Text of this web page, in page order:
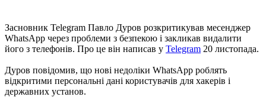
Засновник Telegram Павло Дуров розкритикував месенджер
WhatsApp через проблеми з безпекою і закликав видалити
його з телефонів. Про це він написав у Telegram 20 листопада.
Дуров повідомив, що нові недоліки WhatsApp роблять
відкритими персональні дані користувачів для хакерів і
державних установ.